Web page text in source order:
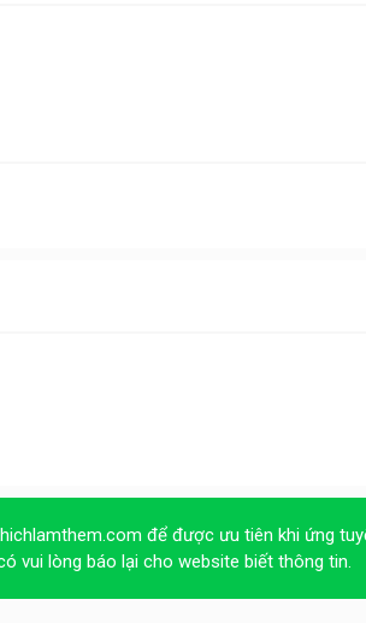
để được ưu tiên khi ứng
vui lòng báo lại cho website biết thông tin.